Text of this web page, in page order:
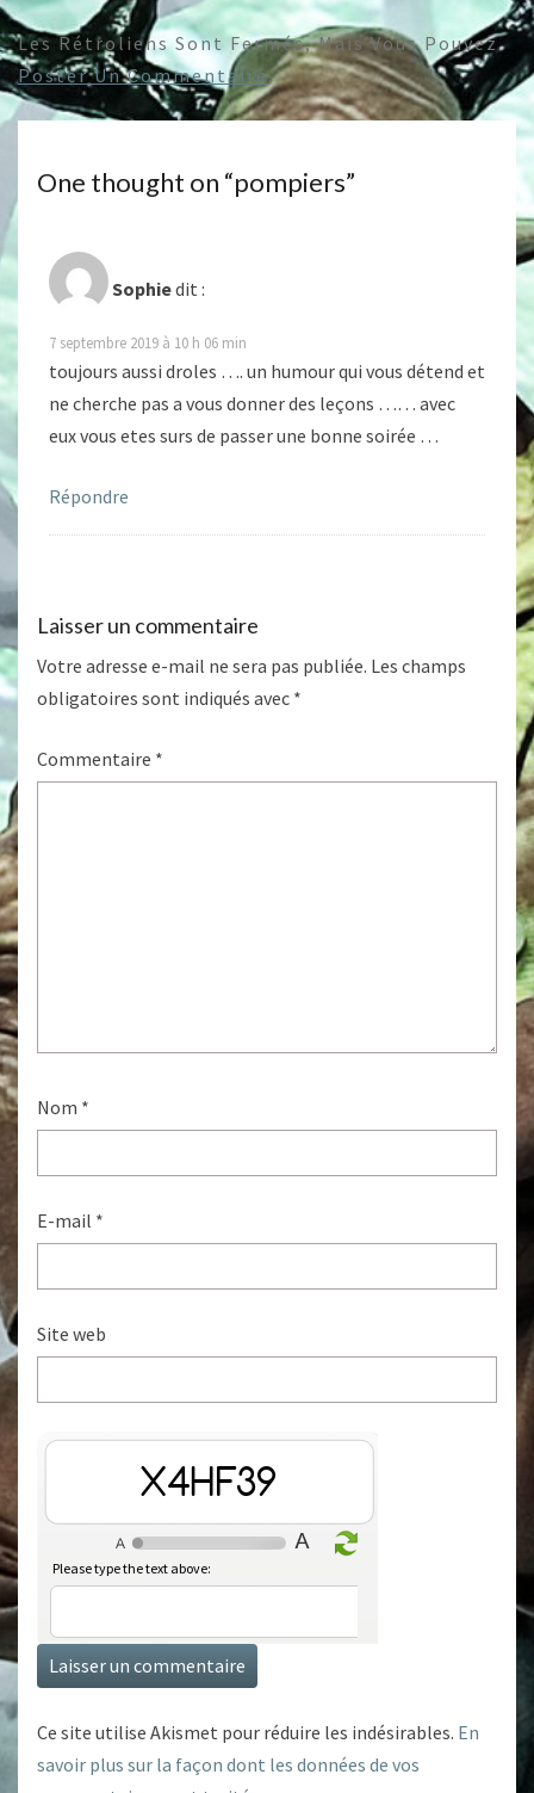
Les Rétroliens Sont Fermés, Mais Vous Pouvez
Poster Un Commentaire.
One thought on “pompiers”
Sophiedit :
7 septembre 2019 à 10 h 06 min
toujours aussi droles …. un humour qui vous détend et
ne cherche pas a vous donner des leçons …… avec
eux vous etes surs de passer une bonne soirée …
Répondre
Laisser un commentaire
Votre adresse e-mail ne sera pas publiée. Les champs
obligatoires sont indiqués avec *
Commentaire *
Nom *
E-mail *
Site web
zhaL02
Please type the text above:
Ce site utilise Akismet pour réduire les indésirables. En
savoir plus sur la façon dont les données de vos